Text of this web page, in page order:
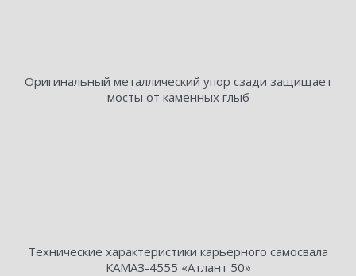
Оригинальный металлический упор сзади защищает
мосты от каменных глыб
Технические характеристики карьерного самосвала
КАМАЗ-4555 «Атлант 50»